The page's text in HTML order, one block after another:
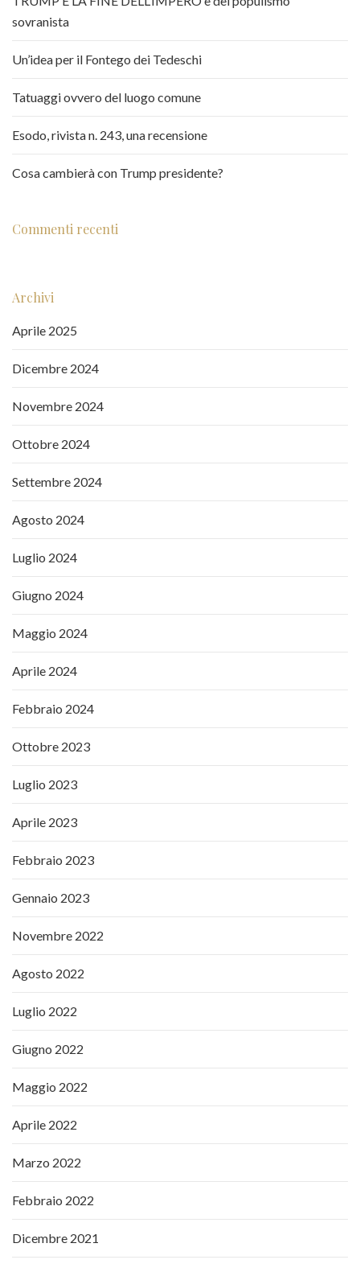
sovranista
Un’idea per il Fontego dei Tedeschi
Tatuaggi ovvero del luogo comune
Esodo, rivista n. 243, una recensione
Cosa cambierà con Trump presidente?
Commenti recenti
Archivi
Aprile 2025
Dicembre 2024
Novembre 2024
Ottobre 2024
Settembre 2024
Agosto 2024
Luglio 2024
Giugno 2024
Maggio 2024
Aprile 2024
Febbraio 2024
Ottobre 2023
Luglio 2023
Aprile 2023
Febbraio 2023
Gennaio 2023
Novembre 2022
Agosto 2022
Luglio 2022
Giugno 2022
Maggio 2022
Aprile 2022
Marzo 2022
Febbraio 2022
Dicembre 2021